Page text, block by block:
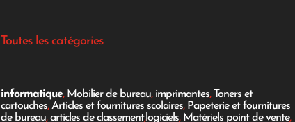
Toutes les catégories
informatique, Mobilier de bureau, imprimantes, Toners et
cartouches,Articles et fournitures scolaires, Papeterie et fournitures
de bureau,articles de classement,logiciels, Matériels point de vente,